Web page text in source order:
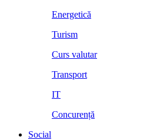
Energetică
Turism
Curs valutar
Transport
IT
Concurență
Social